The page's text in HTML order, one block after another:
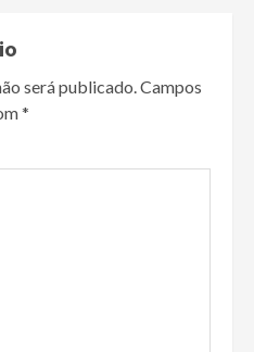
será publicado.Campos
*